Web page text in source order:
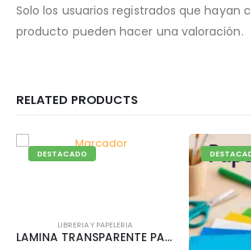
Solo los usuarios registrados que hayan
producto pueden hacer una valoración.
RELATED PRODUCTS
DESTACADO
LIBRERIA Y PAPELERIA
LAMINA TRANSPARENTE PARA FORRAR 96*60 CMS